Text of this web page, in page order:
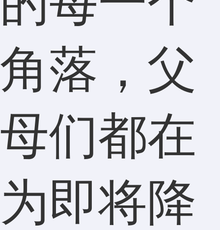
角落，父
母们都在
为即将降